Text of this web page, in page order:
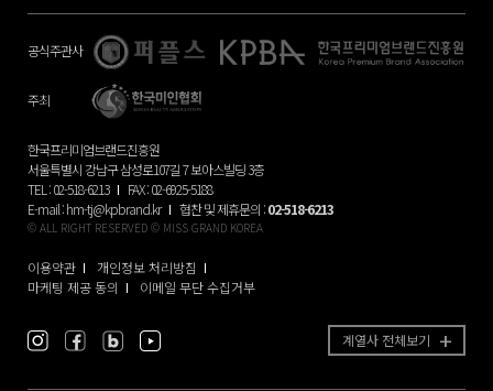
공식주관사
주최
한국프리미엄브랜드진흥원
서울특별시 강남구 삼성로107길 7 보아스빌딩 3층
TEL : 02-518-6213
FAX : 02-6925-5188
E-mail :hm-tj@kpbrand.kr 협찬 및 제휴문의 :02-518-6213
© ALL RIGHT RESERVED © MISS GRAND KOREA
이용약관
개인정보 처리방침
마케팅 제공 동의
이메일 무단 수집거부
계열사 전체보기